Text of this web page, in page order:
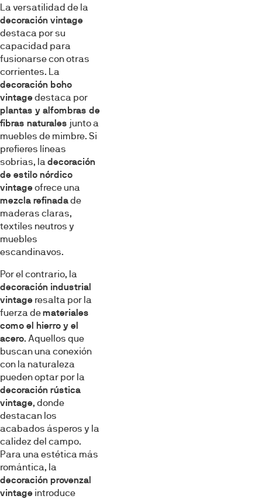
La versatilidad de la
decoración vintage
destaca por su
capacidad para
fusionarse con otras
corrientes. La
decoración boho
vintagedestaca por
plantas y alfombras de
fibras naturales junto a
muebles de mimbre. Si
prefieres líneas
sobrias, la decoración
de estilo nórdico
vintageofrece una
mezcla refinadade
maderas claras,
textiles neutros y
muebles
escandinavos.
Por el contrario, la
decoración industrial
vintage resalta por la
fuerza demateriales
como el hierro y el
acero. Aquellos que
buscan una conexión
con la naturaleza
pueden optar por la
decoración rústica
vintage, donde
destacan los
acabados ásperos y la
calidez del campo.
Para una estética más
romántica, la
decoración provenzal
vintage introduce